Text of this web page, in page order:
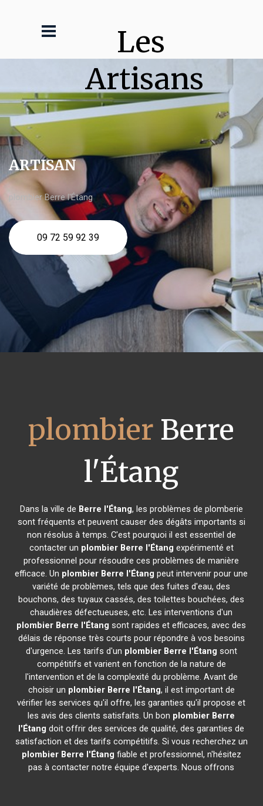
Les
Artisans
ARTISAN
plombier Berre l'Étang
09 72 59 92 39
plombier Berre
l'Étang
Dans la ville de Berre l'Étang, les problèmes de plomberie
sont fréquents et peuvent causer des dégâts importants si
non résolus à temps. C'est pourquoi il est essentiel de
contacter un plombier Berre l'Étang expérimenté et
professionnel pour résoudre ces problèmes de manière
efficace. Un plombier Berre l'Étang peut intervenir pour une
variété de problèmes, tels que des fuites d'eau, des
bouchons, des tuyaux cassés, des toilettes bouchées, des
chaudières défectueuses, etc. Les interventions d'un
plombier Berre l'Étang sont rapides et efficaces, avec des
délais de réponse très courts pour répondre à vos besoins
d'urgence. Les tarifs d'un plombier Berre l'Étang sont
compétitifs et varient en fonction de la nature de
l'intervention et de la complexité du problème. Avant de
choisir un plombier Berre l'Étang, il est important de
vérifier les services qu'il offre, les garanties qu'il propose et
les avis des clients satisfaits. Un bon plombier Berre
l'Étang doit offrir des services de qualité, des garanties de
satisfaction et des tarifs compétitifs. Si vous recherchez un
plombier Berre l'Étang fiable et professionnel, n'hésitez
pas à contacter notre équipe d'experts. Nous offrons